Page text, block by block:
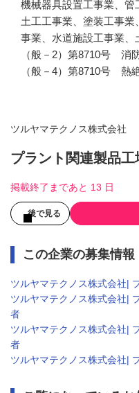
機械器具設置工事業、管
土工工事業、塗装工事
事業、水道施設工事業、
（般－2）第8710号　消
（般－4）第8710号　熱
ツルヤマテクノス株式会社
プラント関連製品
掲載終了まであと 13 日
後で見る
この企業の募集情報
ツルヤマテクノス株式会社|
ツルヤマテクノス株式会社|
者
ツルヤマテクノス株式会社|
者
ツルヤマテクノス株式会社|